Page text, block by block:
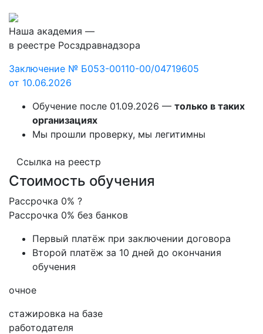
Наша академия —
в реестре Росздравнадзора
Заключение № Б053-00110-00/04719605
от 10.06.2026
Обучение после 01.09.2026 — только в таких
организациях
Мы прошли проверку, мы легитимны
Ссылка на реестр
Стоимость обучения
Рассрочка 0% ?
Рассрочка 0% без банков
Первый платёж при заключении договора
Второй платёж за 10 дней до окончания
обучения
очное
стажировка на базе
работодателя